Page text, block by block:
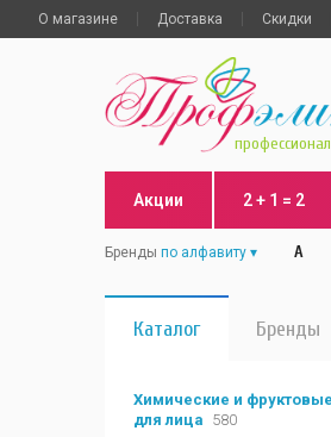
О магазине Доставка Скидки
Акции 2 + 1 = 2
Бренды по алфавиту A
Каталог Бренды
Химические и
для лица 580